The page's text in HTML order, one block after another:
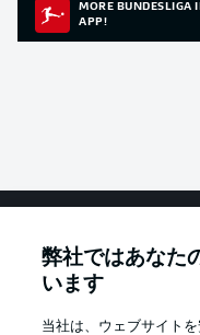
MORE BUNDESLIGA
APP!
弊社ではあなた
います
当社は、ウェブサイト